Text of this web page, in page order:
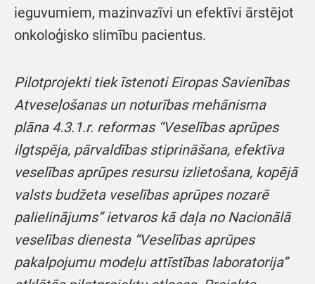
ieguvumiem, mazinvazīvi un efektīvi ārstējot
onkoloģisko slimību pacientus.
Pilotprojekti tiek īstenoti Eiropas Savienības
Atveseļošanas un noturības mehānisma
plāna 4.3.1.r. reformas “Veselības aprūpes
ilgtspēja, pārvaldības stiprināšana, efektīva
veselības aprūpes resursu izlietošana, kopējā
valsts budžeta veselības aprūpes nozarē
palielinājums” ietvaros kā daļa no Nacionālā
veselības dienesta “Veselības aprūpes
pakalpojumu modeļu attīstības laboratorija”